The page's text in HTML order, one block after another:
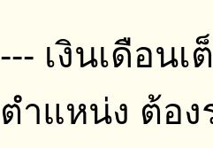
--- เงินเดือน
ตำแหน่ง ต้อง